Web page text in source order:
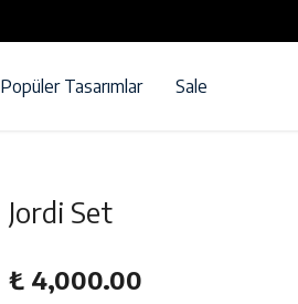
Popüler Tasarımlar Sale
Jordi Set
₺ 4,000.00